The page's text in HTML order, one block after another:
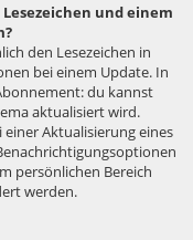
und einem
den Lesezeichen in
bei einem Update. In
du kannst
aktualisiert wird.
Aktualisierung eines
persönlichen Bereich
werden.